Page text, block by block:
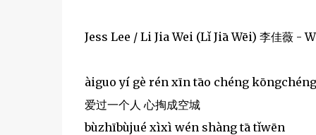
Jess Lee / Li Jia Wei (Lǐ Jiā Wēi) 李佳薇 -
àiguo yí gè rén xīn tāo chéng kōngchéng
爱过一个人 心掏成空城
bùzhībùjué xìxì wén shàng tā tǐwēn